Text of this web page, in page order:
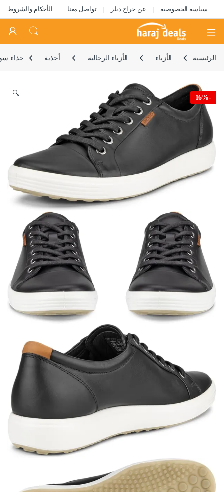
سياسة الخصوصية عن حراج ديلز تواصل معنا الأحكام والشروط
Open
الرئيسية الأزياء الأزياء الرجالية أحذية حذاء سوفت 7 برباط
-
16%
🔍